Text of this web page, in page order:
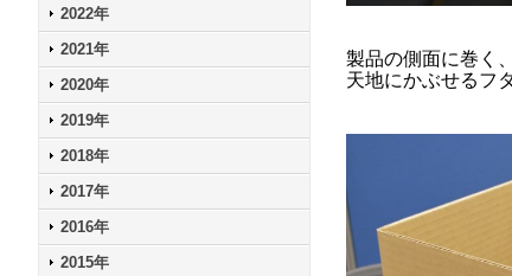
2022年
2021年
2020年
2019年
2018年
2017年
2016年
2015年
製品の側面に巻く
天地にかぶせるフ